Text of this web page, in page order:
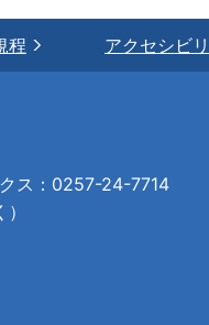
程 アクセシビ
ス：0257-24-7714